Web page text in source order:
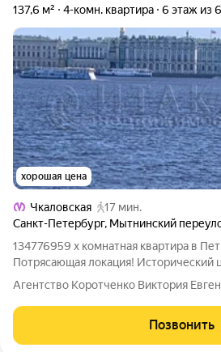
137,6 м² 4-комн. квартира 6 этаж из 6
хорошая цена
Чкаловская
17 мин.
Санкт-Петербург, Мытнинский
134776959 х комнатная квартира в
Потрясающая локация! Исторический
Петербурга. До станции метро
Капитальный ремонт дома 1962 г.
паспорту от 27.12.2024 года- все
Агентство Коротченко Виктория
Позвонить